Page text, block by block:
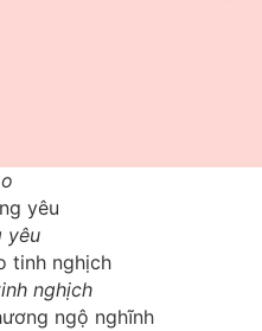
yêu
nghịch